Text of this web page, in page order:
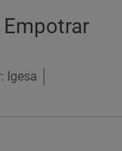
Igesa